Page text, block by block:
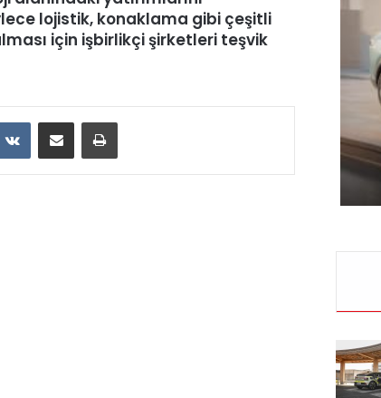
lojistik, konaklama gibi çeşitli
için işbirlikçi şirketleri teşvik
VKontakteE-Posta ile paylaş Yazdır